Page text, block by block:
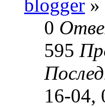
blogger »
0
595
16-04,